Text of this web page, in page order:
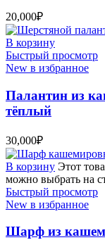
20,000₽
В корзину
Быстрый просмотр
New в избранное
Палантин из
тёплый
30,000₽
В корзину Этот
можно выбрать на
Быстрый просмотр
New в избранное
Шарф из